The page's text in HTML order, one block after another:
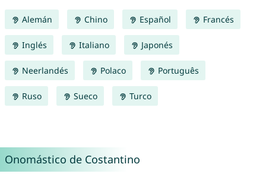
Alemán Chino Español Francés
Inglés Italiano Japonés
Neerlandés Polaco Português
Ruso Sueco Turco
Onomástico de Costantino